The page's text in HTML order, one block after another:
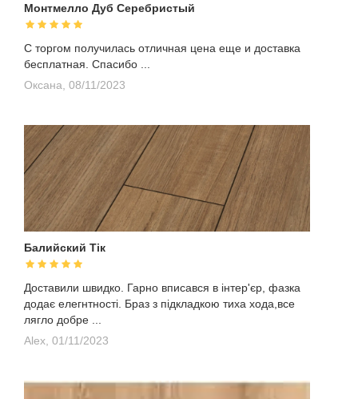
Монтмелло Дуб Серебристый
С торгом получилась отличная цена еще и доставка
бесплатная. Спасибо ...
Оксана, 08/11/2023
Балийский Тік
Доставили швидко. Гарно вписався в інтер'єр, фазка
додає елегнтності. Браз з підкладкою тиха хода,все
лягло добре ...
Alex, 01/11/2023